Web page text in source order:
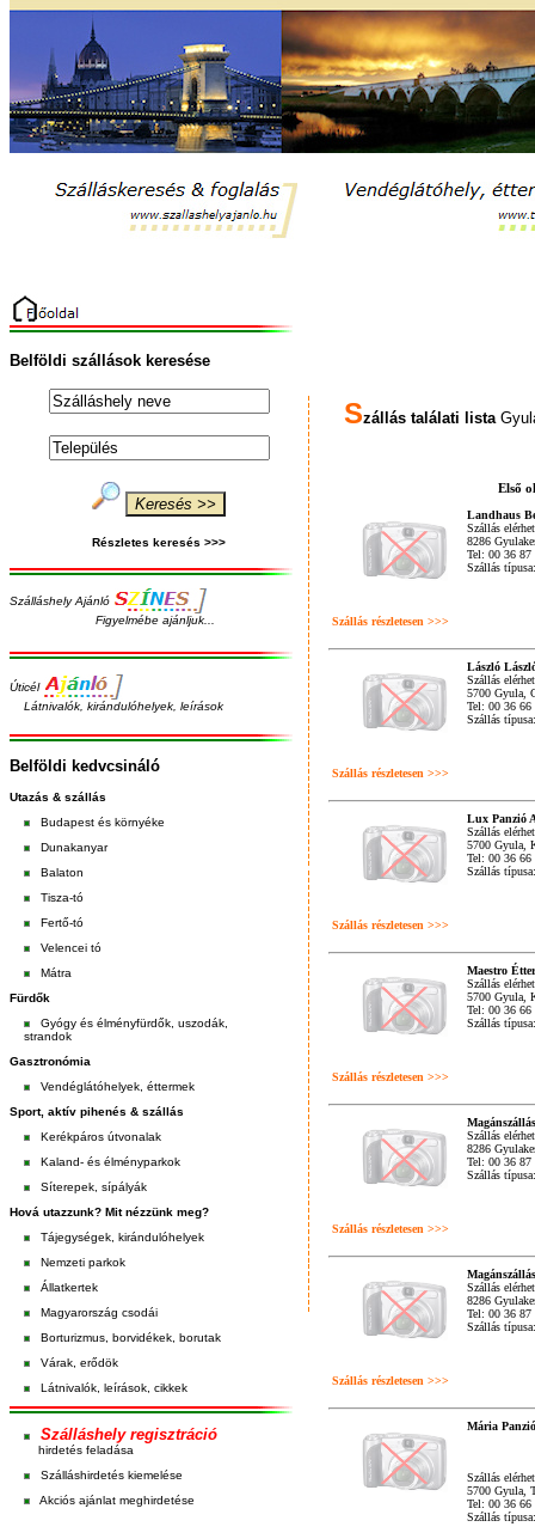
Belföldi szállások keresése
Részletes keresés >>>
Szálláshely Ajánló
Figyelmébe ajánljuk...
Úticél
Látnivalók, kirándulóhelyek, leírások
Belföldi kedvcsináló
Utazás & szállás
Budapest és környéke
Dunakanyar
Balaton
Tisza-tó
Fertő-tó
Velencei tó
Mátra
Fürdők
Gyógy és élményfürdők, uszodák,
strandok
Gasztronómia
Vendéglátóhelyek, éttermek
Sport, aktív pihenés & szállás
Kerékpáros útvonalak
Kaland- és élményparkok
Síterepek, sípályák
Hová utazzunk? Mit nézzünk meg?
Tájegységek, kirándulóhelyek
Nemzeti parkok
Állatkertek
Magyarország csodái
Borturizmus, borvidékek, borutak
Várak, erődök
Látnivalók, leírások, cikkek
Szálláshely regisztráció
hirdetés feladása
Szálláshirdetés kiemelése
Akciós ajánlat meghirdetése
Szállás találati lista
Első
Landhaus
Szállás
8286
Tel: 00 36 87
Szállás
Szállás részletesen >>>
László
Szállás
5700 Gyula,
Tel: 00 36 66
Szállás
Szállás részletesen >>>
Lux Panzió
Szállás
5700 Gyula,
Tel: 00 36 66
Szállás
Szállás részletesen >>>
Maestro
Szállás
5700 Gyula,
Tel: 00 36 66
Szállás
Szállás részletesen >>>
Szállás
8286
Tel: 00 36 87
Szállás
Szállás részletesen >>>
Szállás
8286
Tel: 00 36 87
Szállás
Szállás részletesen >>>
Mária Panzió
Szállás
5700 Gyula,
Tel: 00 36 66
Szállás